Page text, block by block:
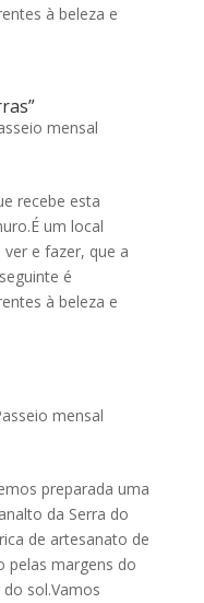
à beleza e
mensal
recebe esta
um local
e fazer, que a
é
à beleza e
mensal
preparada uma
da Serra do
de artesanato de
pelas margens do
sol.Vamos